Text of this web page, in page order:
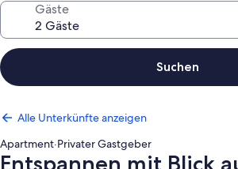
Gäste
Suchen
Alle Unterkünfte anzeigen
Apartment·Privater Gastgeber
Entspannen mit Blick